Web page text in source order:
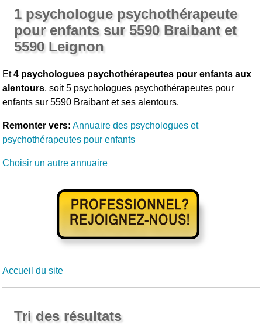
1 psychologue psychothérapeute
pour enfants sur 5590 Braibant et
5590 Leignon
Et4 psychologues psychothérapeutes pour enfants aux
alentours, soit 5 psychologues psychothérapeutes pour
enfants sur 5590 Braibant et ses alentours.
Remonter vers: Annuaire des psychologues et
psychothérapeutes pour enfants
Choisir un autre annuaire
Accueil du site
Tri des résultats